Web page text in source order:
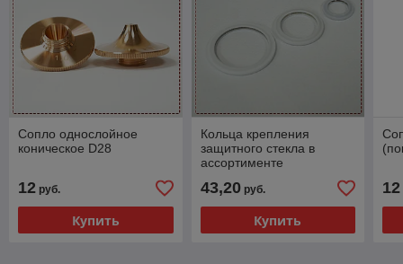
Сопло однослойное
коническое D28
12 руб.
Купить
Кольца крепления
защитного стекла в
ассортименте
43,20руб.
Купить
12